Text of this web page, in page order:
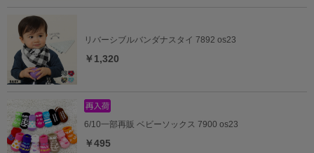
リバーシブルバンダナスタイ 7892 os23
￥1,320
6/10一部再販 ベビーソックス 7900 os23
￥495